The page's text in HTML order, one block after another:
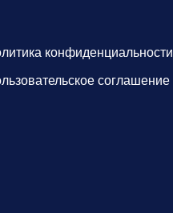
конфиденциальности
соглашение